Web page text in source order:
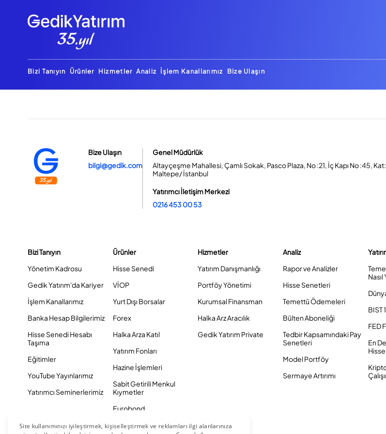
Bizi Tanıyın Ürünler Hizmetler Analiz İşlem Kanallarımız Bize Ulaşın
Bize Ulaşın
bilgi@gedik.com
Genel Müdürlük
Altayçeşme Mahallesi, Çamlı Sokak, Pasco Plaza, No :21, İç Kapı No :45,
Maltepe/ İstanbul
Yatırımcı İletişim Merkezi
0216 453 00 53
Bizi Tanıyın
Yönetim Kadrosu
Gedik Yatırım'da Kariyer
İşlem Kanallarımız
Banka Hesap Bilgilerimiz
Hisse Senedi Hesabı
Taşıma
Eğitimler
YouTube Yayınlarımız
Yatırımcı Seminerlerimiz
Ürünler
Hisse Senedi
VİOP
Yurt Dışı Borsalar
Forex
Halka Arza Katıl
Yatırım Fonları
Hazine İşlemleri
Sabit Getirili Menkul
Kıymetler
Eurobond
Tahvil ve Bono
Hizmetler
Yatırım Danışmanlığı
Portföy Yönetimi
Kurumsal Finansman
Halka Arz Aracılık
Gedik Yatırım Private
Analiz
Rapor ve Analizler
Hisse Senetleri
Temettü Ödemeleri
Bülten Aboneliği
Tedbir Kapsamındaki Pay
Senetleri
Model Portföy
Sermaye Artırımı
Nasıl
BIST
FED
En